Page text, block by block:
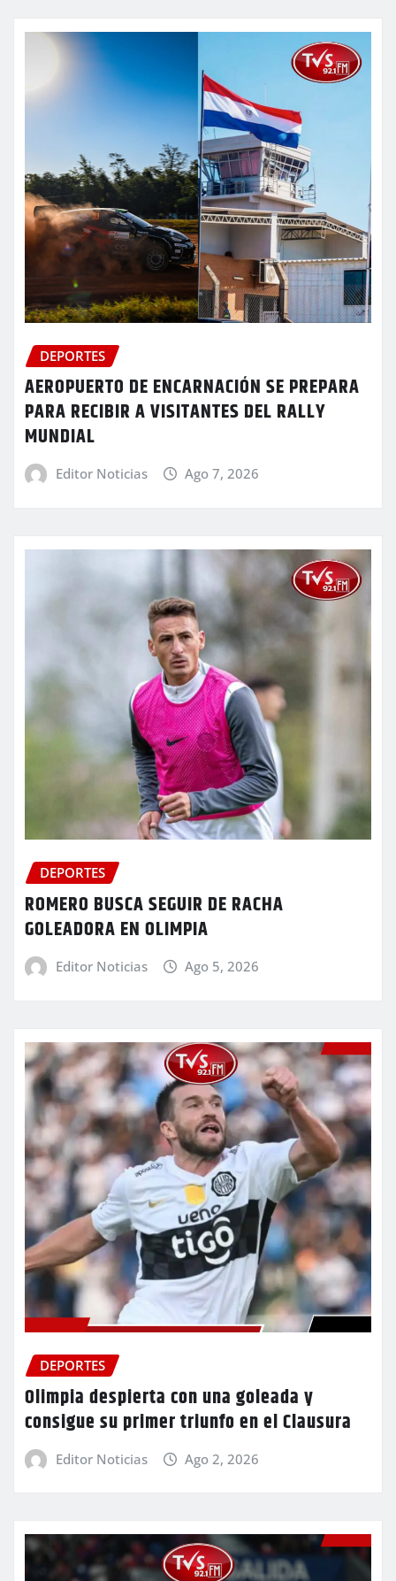
DEPORTES
AEROPUERTO DE ENCARNACIÓN SE PREPARA
PARA RECIBIR A VISITANTES DEL RALLY
MUNDIAL
Editor Noticias Ago 7, 2026
DEPORTES
ROMERO BUSCA SEGUIR DE RACHA
GOLEADORA EN OLIMPIA
Editor Noticias Ago 5, 2026
DEPORTES
Olimpia despierta con una goleada y
consigue su primer triunfo en el Clausura
Editor Noticias Ago 2, 2026